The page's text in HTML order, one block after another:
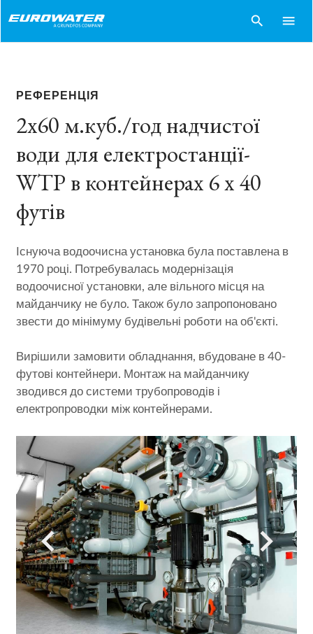
search menu
РЕФЕРЕНЦІЯ
2x60 м.куб./год надчистої
води для електростанції-
WTP в контейнерах 6 x 40
футів
Існуюча водоочисна установка була поставлена в
1970 році. Потребувалась модернізація
водоочисної установки, але вільного місця на
майданчику не було. Також було запропоновано
звести до мінімуму будівельні роботи на об'єкті.
Вирішили замовити обладнання, вбудоване в 40-
футові контейнери. Монтаж на майданчику
зводився до системи трубопроводів і
електропроводки між контейнерами.